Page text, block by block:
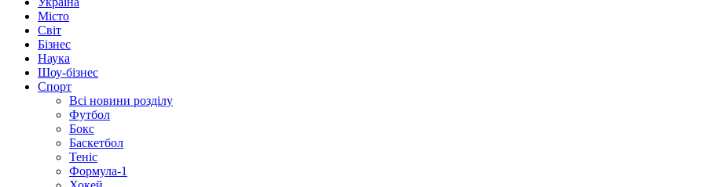
Місто
Світ
Бізнес
Наука
Шоу-бізнес
Спорт
Всі новини розділу
Футбол
Бокс
Баскетбол
Теніс
Формула-1